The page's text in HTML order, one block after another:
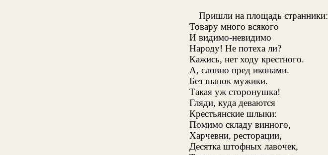
Пришли на площадь странники:
Товару много всякого
И видимо-невидимо
Народу! Не потеха ли?
Кажись, нет ходу крестного.
А, словно пред иконами.
Без шапок мужики.
Такая уж сторонушка!
Гляди, куда деваются
Крестьянские шлыки:
Помимо складу винного,
Харчевни, ресторации,
Десятка штофных лавочек,